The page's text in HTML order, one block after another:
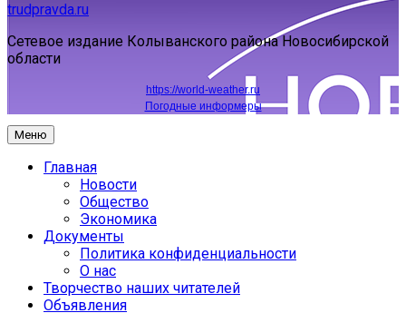
trudpravda.ru
Сетевое издание Колыванского района Новосибирской
области
https://world-weather.ru
Погодные информеры
Меню
Главная
Новости
Общество
Экономика
Документы
Политика конфиденциальности
О нас
Творчество наших читателей
Объявления